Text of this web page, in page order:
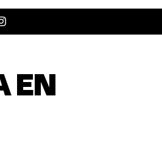
EN